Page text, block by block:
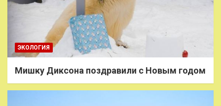
ЭКОЛОГИЯ
Мишку Диксона поздравили с Новым годом